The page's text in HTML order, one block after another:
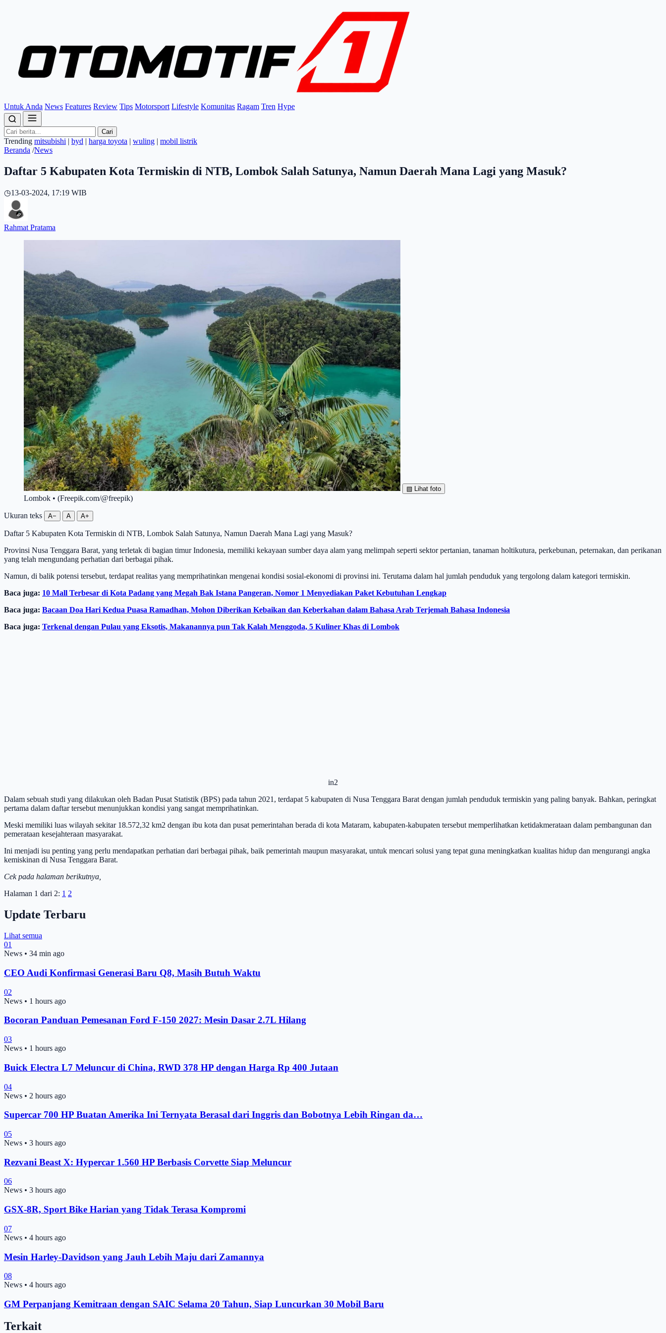
Untuk Anda News Features Review Tips Motorsport Lifestyle Komunitas Ragam Tren Hype
Cari
Trending mitsubishi | byd | harga toyota | wuling | mobil listrik
Beranda /News
Daftar 5 Kabupaten Kota Termiskin di NTB, Lombok Salah Satunya, Namun Daerah Mana Lagi yang Masuk?
◷13-03-2024, 17:19 WIB
Rahmat Pratama
▧ Lihat foto
Lombok • (Freepik.com/@freepik)
Ukuran teks A− A A+
Daftar 5 Kabupaten Kota Termiskin di NTB, Lombok Salah Satunya, Namun Daerah Mana Lagi yang Masuk?
Provinsi Nusa Tenggara Barat, yang terletak di bagian timur Indonesia, memiliki kekayaan sumber daya alam yang melimpah seperti sektor pertanian, tanaman holtikutura, perkebunan, peternakan, dan perikanan
yang telah mengundang perhatian dari berbagai pihak.
Namun, di balik potensi tersebut, terdapat realitas yang memprihatinkan mengenai kondisi sosial-ekonomi di provinsi ini. Terutama dalam hal jumlah penduduk yang tergolong dalam kategori termiskin.
Baca juga: 10 Mall Terbesar di Kota Padang yang Megah Bak Istana Pangeran, Nomor 1 Menyediakan Paket Kebutuhan Lengkap
Baca juga: Bacaan Doa Hari Kedua Puasa Ramadhan, Mohon Diberikan Kebaikan dan Keberkahan dalam Bahasa Arab Terjemah Bahasa Indonesia
Baca juga: Terkenal dengan Pulau yang Eksotis, Makanannya pun Tak Kalah Menggoda, 5 Kuliner Khas di Lombok
in2
Dalam sebuah studi yang dilakukan oleh Badan Pusat Statistik (BPS) pada tahun 2021, terdapat 5 kabupaten di Nusa Tenggara Barat dengan jumlah penduduk termiskin yang paling banyak. Bahkan, peringkat
pertama dalam daftar tersebut menunjukkan kondisi yang sangat memprihatinkan.
Meski memiliki luas wilayah sekitar 18.572,32 km2 dengan ibu kota dan pusat pemerintahan berada di kota Mataram, kabupaten-kabupaten tersebut memperlihatkan ketidakmerataan dalam pembangunan dan
pemerataan kesejahteraan masyarakat.
Ini menjadi isu penting yang perlu mendapatkan perhatian dari berbagai pihak, baik pemerintah maupun masyarakat, untuk mencari solusi yang tepat guna meningkatkan kualitas hidup dan mengurangi angka
kemiskinan di Nusa Tenggara Barat.
Cek pada halaman berikutnya,
Halaman 1 dari 2: 1 2
Update Terbaru
Lihat semua
01
News • 34 min ago
CEO Audi Konfirmasi Generasi Baru Q8, Masih Butuh Waktu
02
News • 1 hours ago
Bocoran Panduan Pemesanan Ford F-150 2027: Mesin Dasar 2.7L Hilang
03
News • 1 hours ago
Buick Electra L7 Meluncur di China, RWD 378 HP dengan Harga Rp 400 Jutaan
04
News • 2 hours ago
Supercar 700 HP Buatan Amerika Ini Ternyata Berasal dari Inggris dan Bobotnya Lebih Ringan da…
05
News • 3 hours ago
Rezvani Beast X: Hypercar 1.560 HP Berbasis Corvette Siap Meluncur
06
News • 3 hours ago
GSX-8R, Sport Bike Harian yang Tidak Terasa Kompromi
07
News • 4 hours ago
Mesin Harley-Davidson yang Jauh Lebih Maju dari Zamannya
08
News • 4 hours ago
GM Perpanjang Kemitraan dengan SAIC Selama 20 Tahun, Siap Luncurkan 30 Mobil Baru
Terkait